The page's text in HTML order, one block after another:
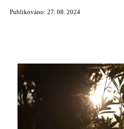
Publikováno: 27. 08. 2024